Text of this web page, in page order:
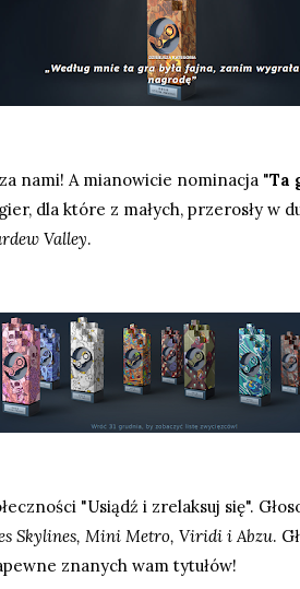
nami! A mianowicie nominacja "Ta
dla które z małych, przerosły w
Valley.
"Usiądź i zrelaksuj się".
Skylines, Mini Metro, Viridi i Abzu.
znanych wam tytułów!